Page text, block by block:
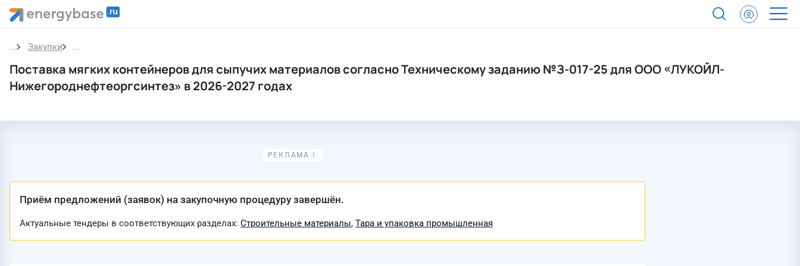
Закупки Закупка
Поставка мягких контейнеров для сыпучих материалов согласно Техническому заданию №З-017-25 для ООО «ЛУКОЙЛ-
Нижегороднефтеоргсинтез» в 2026-2027 годах
Приём предложений (заявок) на закупочную процедуру завершён.
Актуальные тендеры в соответствующих разделах: Строительные материалы, Тара и упаковка промышленная